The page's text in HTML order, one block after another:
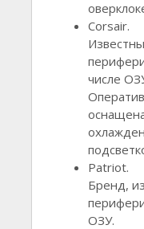
Corsair.
числе
Patriot.
Бренд,
ОЗУ.